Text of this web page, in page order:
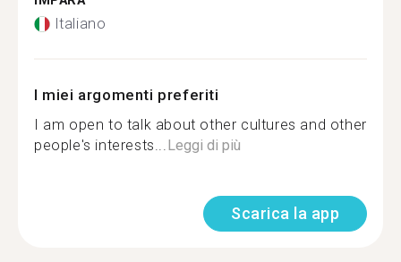
Italiano
I miei argomenti preferiti
I am open to talk about other cultures and other
people's interests...Leggi di più
Scarica la app